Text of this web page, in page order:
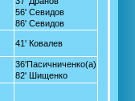
56' Севидов
86' Севидов
41' Ковалев
36'Пасичниченко(а)
82' Шищенко